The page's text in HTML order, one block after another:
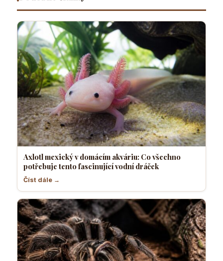
dráček
Axlotl mexický v domácím akváriu: Co všechno
potřebuje tento fascinující vodní dráček
Číst dále →